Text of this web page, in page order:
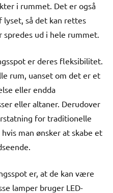
i rummet. Det er også
så det kan rettes
ud i hele rummet.
er deres fleksibilitet.
rum, uanset om det er et
eller endda
eller altaner. Derudover
for traditionelle
man ønsker at skabe et
er, at de kan være
lamper bruger LED-